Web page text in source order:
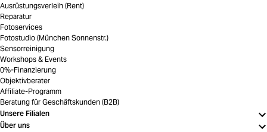
Ausrüstungsverleih (Rent)
Reparatur
Fotoservices
Fotostudio (München Sonnenstr.)
Sensorreinigung
Workshops & Events
0%-Finanzierung
Objektivberater
Affiliate-Programm
Beratung für Geschäftskunden (B2B)
Unsere Filialen
Über uns